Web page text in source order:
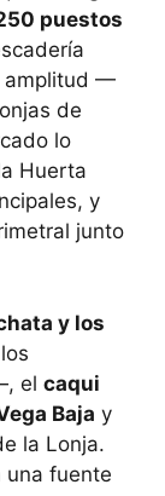
puestos
amplitud —
de
lo
Huerta
y
junto
y los
el caqui
Baja y
la Lonja.
una fuente